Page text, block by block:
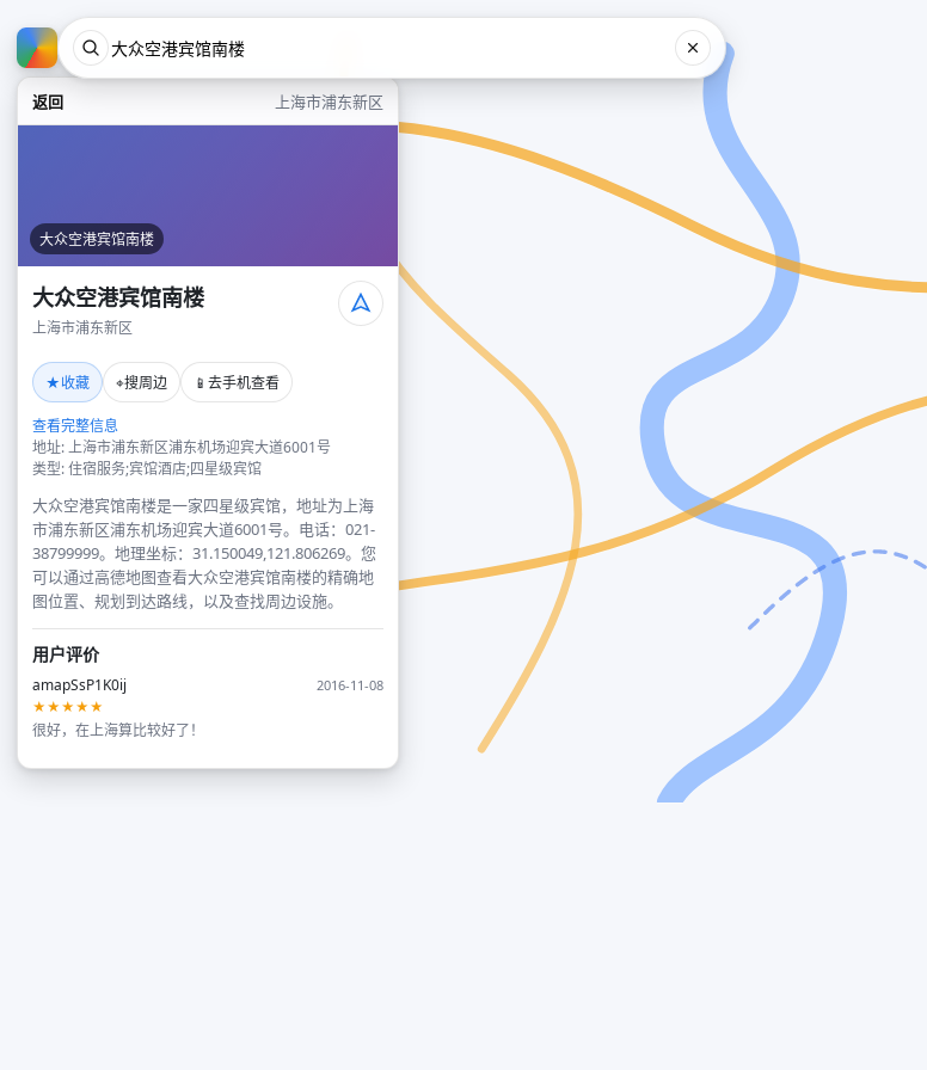
返回 上海市浦东新区
大众空港宾馆南楼
大众空港宾馆南楼
上海市浦东新区
★收藏 ⌖搜周边 📱 去手机查看
查看完整信息
地址: 上海市浦东新区浦东机场迎宾大道6001号
类型: 住宿服务;宾馆酒店;四星级宾馆
大众空港宾馆南楼是一家四星级宾馆，地址为上海
市浦东新区浦东机场迎宾大道6001号。电话：021-
38799999。地理坐标：31.150049,121.806269。您
可以通过高德地图查看大众空港宾馆南楼的精确地
图位置、规划到达路线，以及查找周边设施。
用户评价
amapSsP1K0ij
2016-11-08
★★★★★
很好，在上海算比较好了！